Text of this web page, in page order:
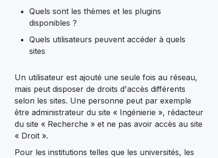
Quels sont les thèmes et les plugins
disponibles ?
Quels utilisateurs peuvent accéder à quels
sites
Un utilisateur est ajouté une seule fois au réseau,
mais peut disposer de droits d'accès différents
selon les sites. Une personne peut par exemple
être administrateur du site « Ingénierie », rédacteur
du site « Recherche » et ne pas avoir accès au site
« Droit ».
Pour les institutions telles que les universités, les